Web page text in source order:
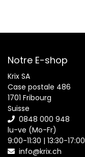
Notre E-shop
Krix SA
Case postale 486
1701 Fribourg
Suisse
0848 000 948
lu-ve (Mo-Fr)
9:00-11:30 | 13:30-17:00
info@krix.ch